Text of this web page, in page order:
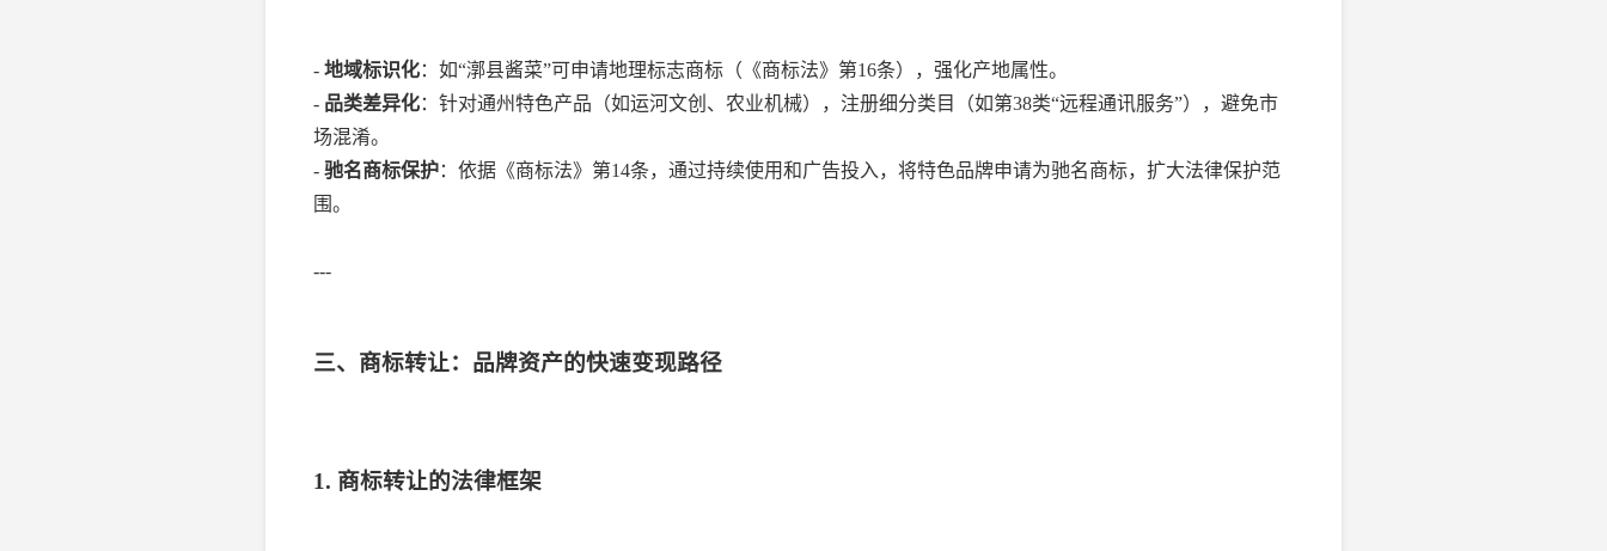
- 地域标识化：如“漷县酱菜”可申请地理标志商标（《商标法》第16条），强化产地属性。
- 品类差异化：针对通州特色产品（如运河文创、农业机械），注册细分类目（如第38类“远程通讯服务”），避免市
场混淆。
- 驰名商标保护：依据《商标法》第14条，通过持续使用和广告投入，将特色品牌申请为驰名商标，扩大法律保护范
围。
---
三、商标转让：品牌资产的快速变现路径
1. 商标转让的法律框架